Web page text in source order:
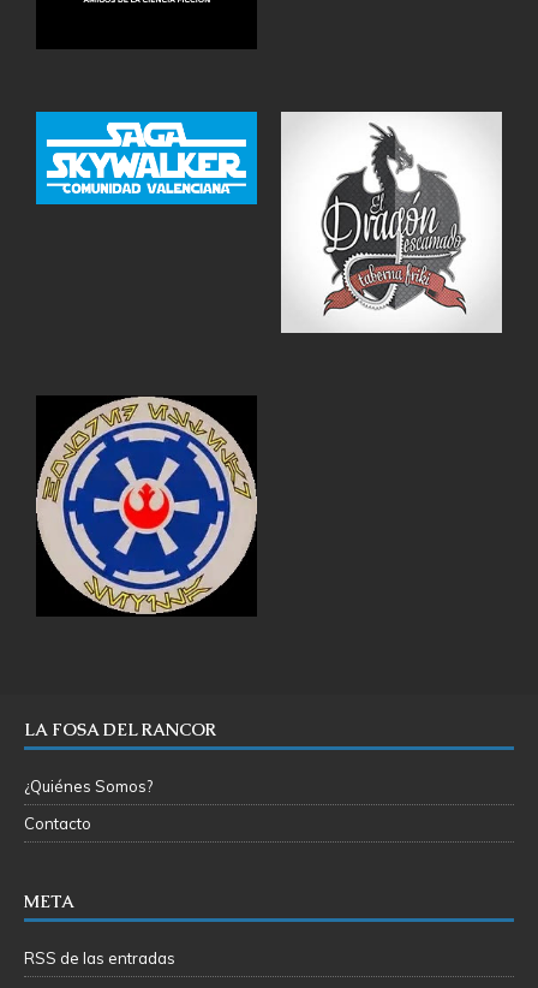
LA FOSA DEL RANCOR
¿Quiénes Somos?
Contacto
META
RSS de las entradas